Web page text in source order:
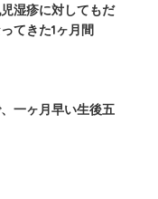
湿疹に対してもだ
てきた1ヶ月間
一ヶ月早い生後五